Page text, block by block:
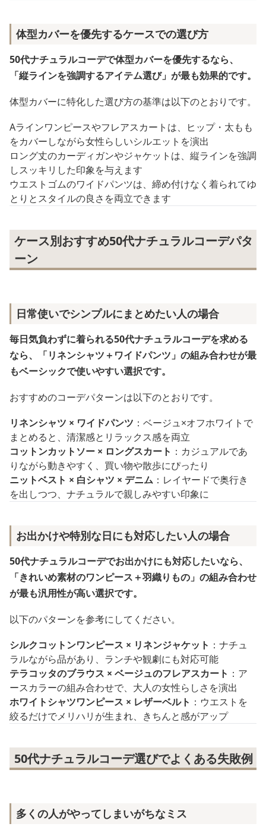
体型カバーを優先するケースでの選び方
50代ナチュラルコーデで体型カバーを優先するなら、
「縦ラインを強調するアイテム選び」が最も効果的です。
体型カバーに特化した選び方の基準は以下のとおりです。
Aラインワンピースやフレアスカートは、ヒップ・太もも
をカバーしながら女性らしいシルエットを演出
ロング丈のカーディガンやジャケットは、縦ラインを強調
しスッキリした印象を与えます
ウエストゴムのワイドパンツは、締め付けなく着られてゆ
とりとスタイルの良さを両立できます
ケース別おすすめ50代ナチュラルコーデパタ
ーン
日常使いでシンプルにまとめたい人の場合
毎日気負わずに着られる50代ナチュラルコーデを求める
なら、「リネンシャツ＋ワイドパンツ」の組み合わせが最
もベーシックで使いやすい選択です。
おすすめのコーデパターンは以下のとおりです。
リネンシャツ × ワイドパンツ ：ベージュ×オフホワイトで
まとめると、清潔感とリラックス感を両立
コットンカットソー × ロングスカート ：カジュアルであ
りながら動きやすく、買い物や散歩にぴったり
ニットベスト × 白シャツ × デニム ：レイヤードで奥行き
を出しつつ、ナチュラルで親しみやすい印象に
お出かけや特別な日にも対応したい人の場合
50代ナチュラルコーデでお出かけにも対応したいなら、
「きれいめ素材のワンピース＋羽織りもの」の組み合わせ
が最も汎用性が高い選択です。
以下のパターンを参考にしてください。
シルクコットンワンピース × リネンジャケット ：ナチュ
ラルながら品があり、ランチや観劇にも対応可能
テラコッタのブラウス × ベージュのフレアスカート ：ア
ースカラーの組み合わせで、大人の女性らしさを演出
ホワイトシャツワンピース × レザーベルト ：ウエストを
絞るだけでメリハリが生まれ、きちんと感がアップ
50代ナチュラルコーデ選びでよくある失敗例
多くの人がやってしまいがちなミス